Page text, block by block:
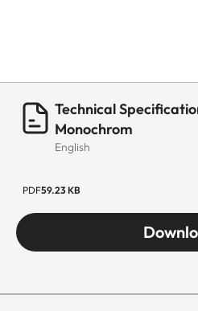
Technical
Monochrom
English
PDF59.23 KB